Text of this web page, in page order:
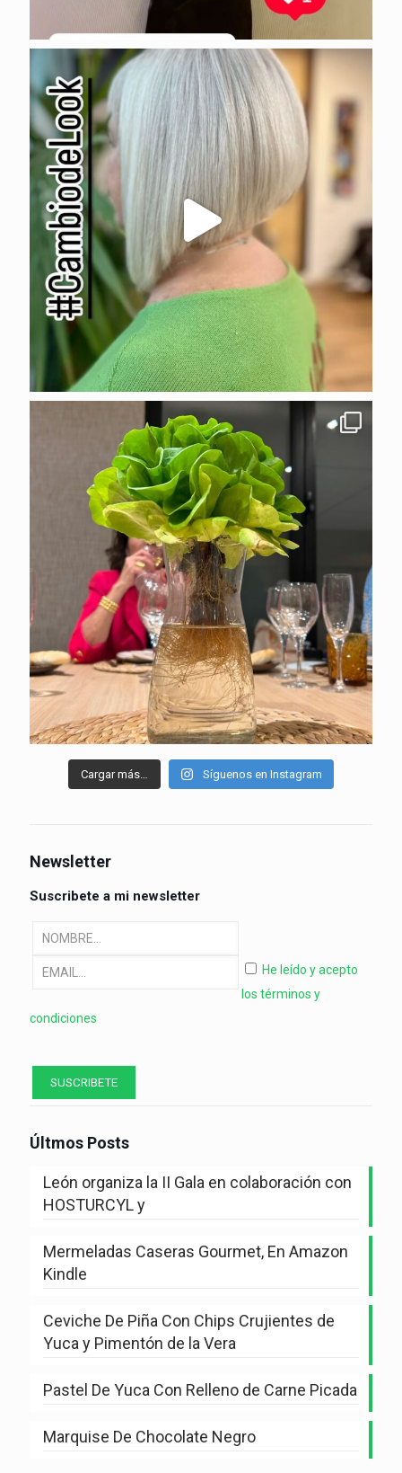
Cargar más… Síguenos en Instagram
Newsletter
Suscribete a mi newsletter
He leído y acepto
los términos y
condiciones
Últmos Posts
León organiza la II Gala en colaboración con
HOSTURCYL y
Mermeladas Caseras Gourmet, En Amazon
Kindle
Ceviche De Piña Con Chips Crujientes de
Yuca y Pimentón de la Vera
Pastel De Yuca Con Relleno de Carne Picada
Marquise De Chocolate Negro